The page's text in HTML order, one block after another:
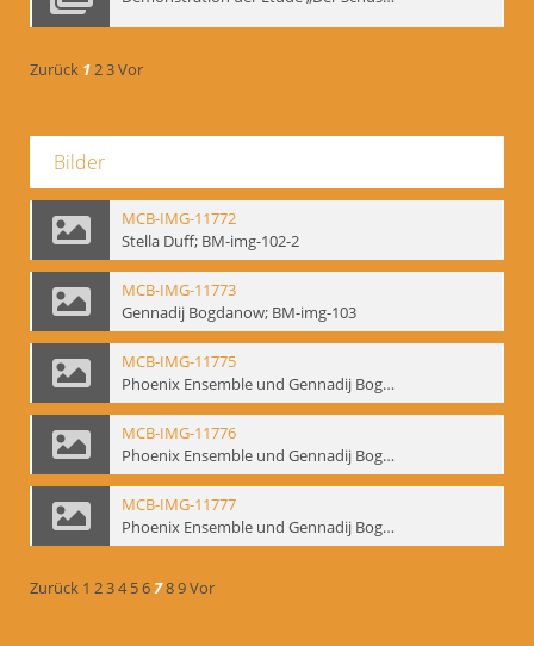
Zurück 123Vor
Bilder
MCB-IMG-11772
Stella Duff; BM-img-102-2
MCB-IMG-11773
Gennadij Bogdanow; BM-img-103
MCB-IMG-11775
Phoenix Ensemble und Gennadij Bogdanow; BM-img-105-1
MCB-IMG-11776
Phoenix Ensemble und Gennadij Bogdanow; BM-img-105-2
MCB-IMG-11777
Phoenix Ensemble und Gennadij Bogdanow; BM-img-105-3
Zurück 1 234 56789Vor